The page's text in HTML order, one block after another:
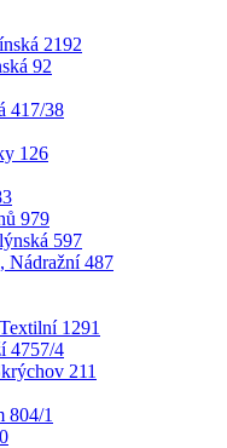
2192
92
417/38
126
979
597
Nádražní 487
1291
4757/4
211
804/1